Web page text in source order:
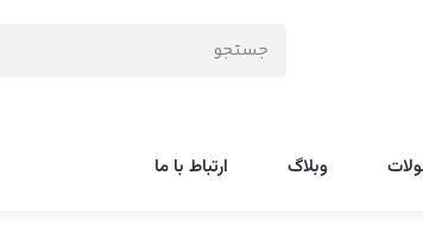
وبلاگ ارتباط با ما